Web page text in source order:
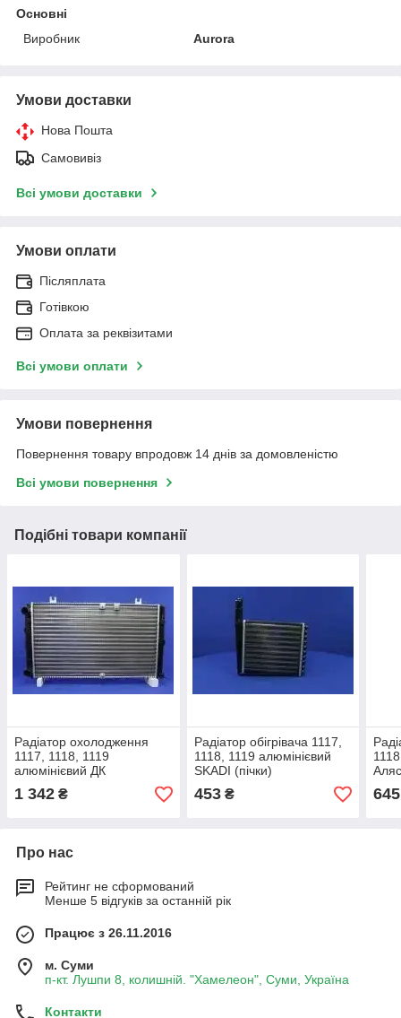
Основні
Виробник
Aurora
Умови доставки
Нова Пошта
Самовивіз
Всі умови доставки
Умови оплати
Післяплата
Готівкою
Оплата за реквізитами
Всі умови оплати
Умови повернення
Повернення товару впродовж 14 днів за домовленістю
Всі умови повернення
Подібні товари компанії
Радіатор охолодження
1117, 1118, 1119
алюмінієвий ДК
1 342 ₴
Радіатор обігрівача 1117,
1118, 1119 алюмінієвий
SKADI (пічки)
453₴ 645
Про нас
Рейтинг не сформований
Менше 5 відгуків за останній рік
Працює з 26.11.2016
м. Суми
п-кт. Лушпи 8, колишній. "Хамелеон", Суми, Україна
Контакти